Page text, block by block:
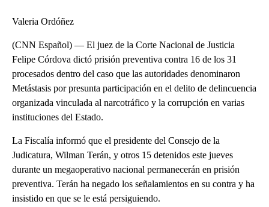
Valeria Ordóñez
(CNN Español) — El juez de la Corte Nacional de Justicia
Felipe Córdova dictó prisión preventiva contra 16 de los 31
procesados dentro del caso que las autoridades denominaron
Metástasis por presunta participación en el delito de delincuencia
organizada vinculada al narcotráfico y la corrupción en varias
instituciones del Estado.
La Fiscalía informó que el presidente del Consejo de la
Judicatura, Wilman Terán, y otros 15 detenidos este jueves
durante un megaoperativo nacional permanecerán en prisión
preventiva. Terán ha negado los señalamientos en su contra y ha
insistido en que se le está persiguiendo.